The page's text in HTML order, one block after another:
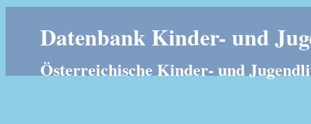
Datenbank Kinder- und
Österreichische Kinder- und